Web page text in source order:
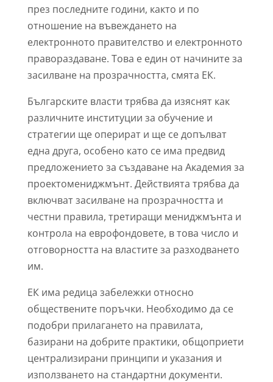
през последните години, както и по
отношение на въвеждането на
електронното правителство и електронното
правораздаване. Това е един от начините за
засилване на прозрачността, смята ЕК.
Българските власти трябва да изяснят как
различните институции за обучение и
стратегии ще оперират и ще се допълват
една друга, особено като се има предвид
предложението за създаване на Академия за
проектомениджмънт. Действията трябва да
включват засилване на прозрачността и
честни правила, третиращи мениджмънта и
контрола на еврофондовете, в това число и
отговорността на властите за разходването
им.
ЕК има редица забележки относно
обществените поръчки. Необходимо да се
подобри прилагането на правилата,
базирани на добрите практики, общоприети
централизирани принципи и указания и
използването на стандартни документи.